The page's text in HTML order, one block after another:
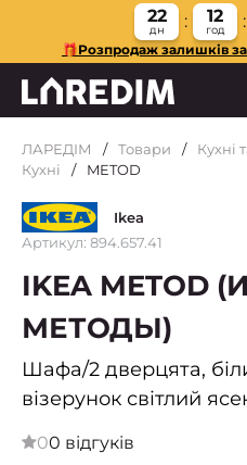
22
дн
12
год
🎁Розпродаж залишків
ЛАРЕДІМ Товари
Кухні
Кухні
METOD
Ikea
Артикул: 894.657.41
IKEA METOD
МЕТОДЫ)
Шафа/2 дверцята,
візерунок світлий
00 відгуків